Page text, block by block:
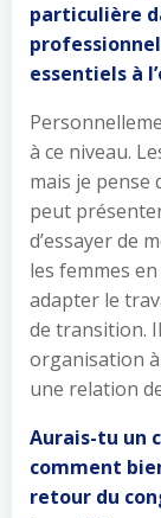
particulière
essentiels à
à ce niveau.
mais je pense
peut
d’essayer de
les femmes
adapter le
de transition.
organisation à
une relation
Aurais-tu un
comment
retour du